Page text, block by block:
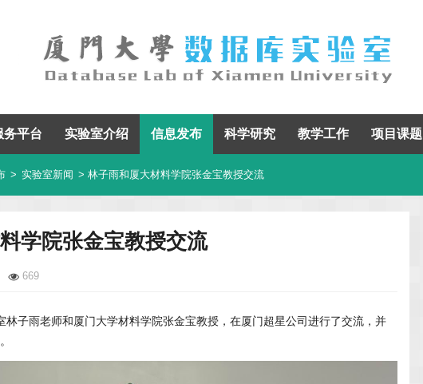
务平台 实验室介绍 信息发布 科学研究 教学工作 项目课题
> 实验室新闻 > 林子雨和厦大材料学院张金宝教授交流
学院张金宝教授交流
669
子雨老师和厦门大学材料学院张金宝教授，在厦门超星公司进行了交流，并